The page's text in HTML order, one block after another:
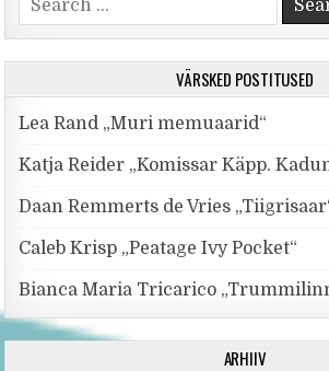
VÄRSKED POSTITUSED
Lea Rand „Muri memuaarid“
Katja Reider „Komissar Käpp.
Daan Remmerts de Vries
Caleb Krisp „Peatage Ivy Pocket“
Bianca Maria Tricarico
ARHIIV